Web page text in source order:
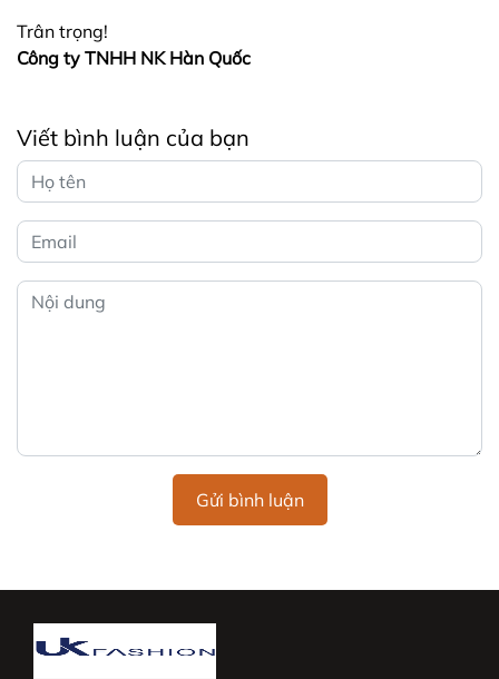
Trân trọng!
Công ty TNHH NK Hàn Quốc
Viết bình luận của bạn
Gửi bình luận